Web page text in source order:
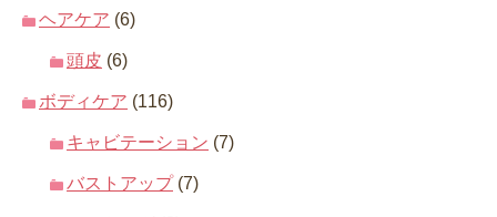
ヘアケア (6)
頭皮 (6)
ボディケア (116)
キャビテーション (7)
バストアップ(7)